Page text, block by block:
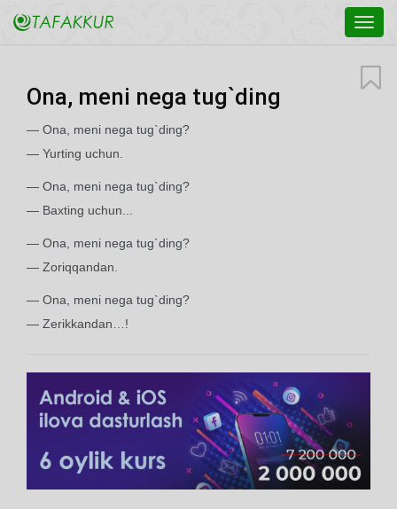
Ona, meni nega tug`ding
— Ona, meni nega tug`ding?
— Yurting uchun.
— Ona, meni nega tug`ding?
— Baxting uchun...
— Ona, meni nega tug`ding?
— Zoriqqandan.
— Ona, meni nega tug`ding?
— Zerikkandan…!